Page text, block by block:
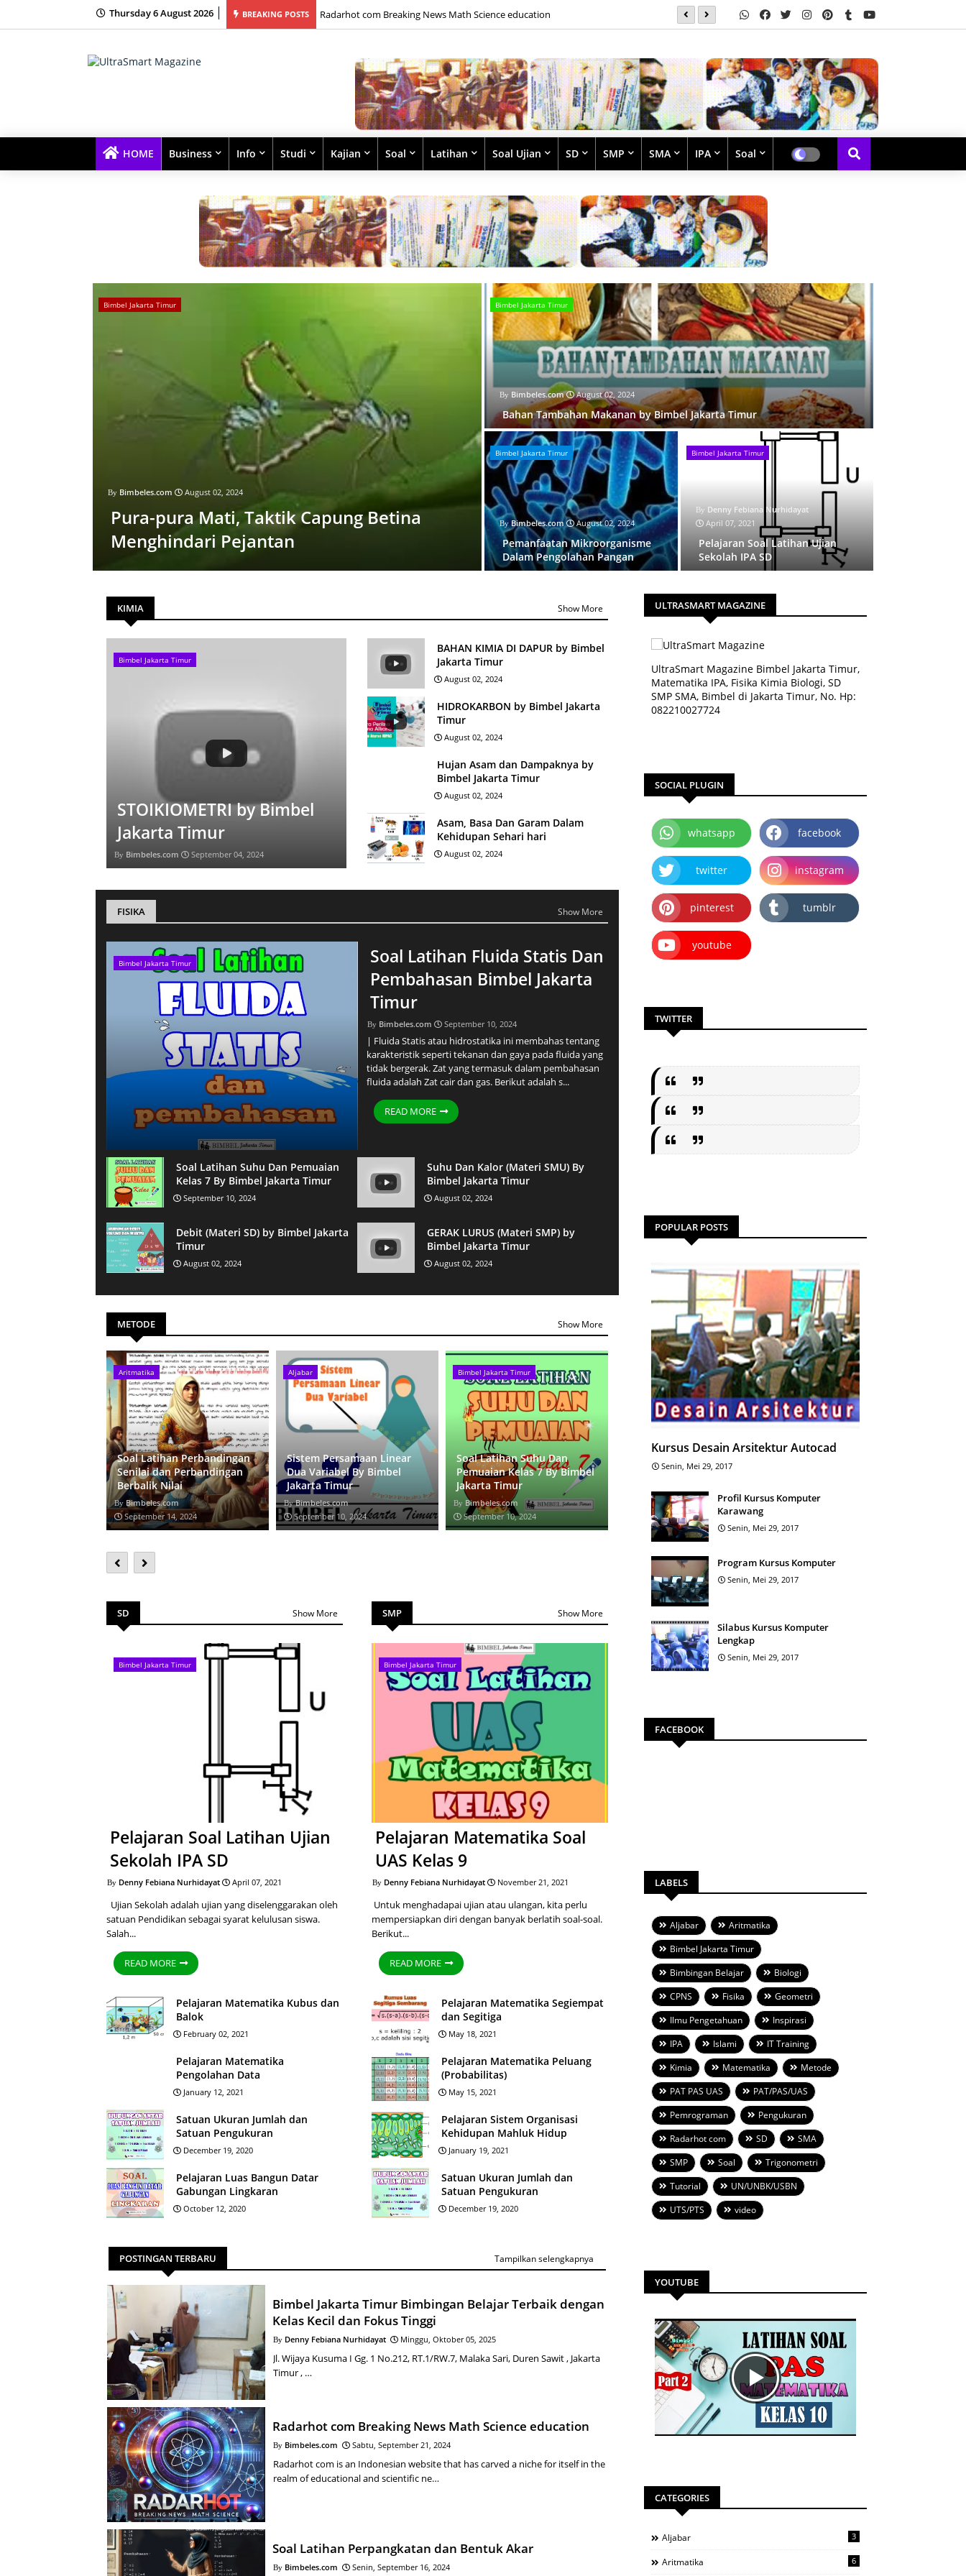
Thursday 6 August 2026 BREAKING POSTS
Bimbingan Belajar Terbaik dengan Kelas Kecil dan Fokus Tinggi Radarhot com Breaking News Math Science education Soal Latihan Perpangkatan dan Bentuk Akar
HOME Business Info Studi Kajian Soal Latihan Soal Ujian SD SMP SMA IPA Soal
Bimbel Jakarta Timur
Bimbeles.com August 02, 2024
Pura-pura Mati, Taktik Capung Betina
Menghindari Pejantan
Bimbel Jakarta Timur
Bimbeles.com August 02, 2024
Bahan Tambahan Makanan by Bimbel Jakarta Timur
Bimbel Jakarta Timur
Bimbeles.com August 02, 2024
Pemanfaatan Mikroorganisme
Dalam Pengolahan Pangan
Bimbel Jakarta Timur
Denny Febiana Nurhidayat
April 07, 2021
Pelajaran Soal Latihan Ujian
Sekolah IPA SD
KIMIA Show More
Bimbel Jakarta Timur
STOIKIOMETRI by Bimbel
Jakarta Timur
Bimbeles.com September 04, 2024
BAHAN KIMIA DI DAPUR by Bimbel
Jakarta Timur
August 02, 2024
HIDROKARBON by Bimbel Jakarta
Timur
August 02, 2024
Hujan Asam dan Dampaknya by
Bimbel Jakarta Timur
August 02, 2024
Asam, Basa Dan Garam Dalam
Kehidupan Sehari hari
August 02, 2024
FISIKA Show More
Bimbel Jakarta Timur
Soal Latihan Fluida Statis Dan
Pembahasan Bimbel Jakarta
Timur
Bimbeles.com September 10, 2024
| Fluida Statis atau hidrostatika ini membahas tentang
karakteristik seperti tekanan dan gaya pada fluida yang
tidak bergerak. Zat yang termasuk dalam pembahasan
fluida adalah Zat cair dan gas. Berikut adalah s...
READ MORE
Soal Latihan Suhu Dan Pemuaian
Kelas 7 By Bimbel Jakarta Timur
September 10, 2024
Suhu Dan Kalor (Materi SMU) By
Bimbel Jakarta Timur
August 02, 2024
Debit (Materi SD) by Bimbel Jakarta
Timur
August 02, 2024
GERAK LURUS (Materi SMP) by
Bimbel Jakarta Timur
August 02, 2024
METODE Show More
Aritmatika
Soal Latihan Perbandingan
Senilai dan Perbandingan
Berbalik Nilai
Bimbeles.com
September 14, 2024
Aljabar
Sistem Persamaan Linear
Dua Variabel By Bimbel
Jakarta Timur
Bimbeles.com
September 10, 2024
Bimbel Jakarta Timur
Soal Latihan Suhu Dan
Pemuaian Kelas 7 By Bimbel
Jakarta Timur
Bimbeles.com
September 10, 2024
GARIS LURUS By Bimbel
Bimbeles.com
September 06, 2024
Bimbel Jakarta Timur
Bimbeles.com
SD Show More
Bimbel Jakarta Timur
Pelajaran Soal Latihan Ujian
Sekolah IPA SD
Denny Febiana Nurhidayat April 07, 2021
Ujian Sekolah adalah ujian yang diselenggarakan oleh
satuan Pendidikan sebagai syarat kelulusan siswa.
Salah...
READ MORE
Pelajaran Matematika Kubus dan
Balok
February 02, 2021
Pelajaran Matematika
Pengolahan Data
January 12, 2021
Satuan Ukuran Jumlah dan
Satuan Pengukuran
December 19, 2020
Pelajaran Luas Bangun Datar
Gabungan Lingkaran
October 12, 2020
SMP Show More
Bimbel Jakarta Timur
Pelajaran Matematika Soal
UAS Kelas 9
Denny Febiana Nurhidayat November 21, 2021
Untuk menghadapai ujian atau ulangan, kita perlu
mempersiapkan diri dengan banyak berlatih soal-soal.
Berikut...
READ MORE
Pelajaran Matematika Segiempat
dan Segitiga
May 18, 2021
Pelajaran Matematika Peluang
(Probabilitas)
May 15, 2021
Pelajaran Sistem Organisasi
Kehidupan Mahluk Hidup
January 19, 2021
Satuan Ukuran Jumlah dan
Satuan Pengukuran
December 19, 2020
POSTINGAN TERBARU Tampilkan selengkapnya
Bimbel Jakarta Timur Bimbingan Belajar Terbaik dengan
Kelas Kecil dan Fokus Tinggi
Denny Febiana Nurhidayat Minggu, Oktober 05, 2025
Jl. Wijaya Kusuma I Gg. 1 No.212, RT.1/RW.7, Malaka Sari, Duren Sawit , Jakarta
Timur , …
Radarhot com Breaking News Math Science education
Bimbeles.com Sabtu, September 21, 2024
Radarhot com is an Indonesian website that has carved a niche for itself in the
realm of educational and scientific ne…
Soal Latihan Perpangkatan dan Bentuk Akar
Bimbeles.com Senin, September 16, 2024
ULTRASMART MAGAZINE
UltraSmart Magazine Bimbel Jakarta Timur,
Matematika IPA, Fisika Kimia Biologi, SD
SMP SMA, Bimbel di Jakarta Timur, No. Hp:
082210027724
SOCIAL PLUGIN
whatsapp facebook
twitter instagram
pinterest tumblr
youtube
TWITTER
POPULAR POSTS
Kursus Desain Arsitektur Autocad
Senin, Mei 29, 2017
Profil Kursus Komputer
Karawang
Senin, Mei 29, 2017
Program Kursus Komputer
Senin, Mei 29, 2017
Silabus Kursus Komputer
Lengkap
Senin, Mei 29, 2017
FACEBOOK
LABELS
Aljabar
Aritmatika
Bimbel Jakarta Timur
Bimbingan Belajar
Biologi
CPNS
Fisika
Geometri
Ilmu Pengetahuan
Inspirasi
IPA
Islami
IT Training
Kimia
Matematika
Metode
PAT PAS UAS
PAT/PAS/UAS
Pemrograman
Pengukuran
Radarhot com
SD
SMA
SMP
Soal
Trigonometri
Tutorial
UN/UNBK/USBN
UTS/PTS
video
YOUTUBE
CATEGORIES
Aljabar 3
Aritmatika 6